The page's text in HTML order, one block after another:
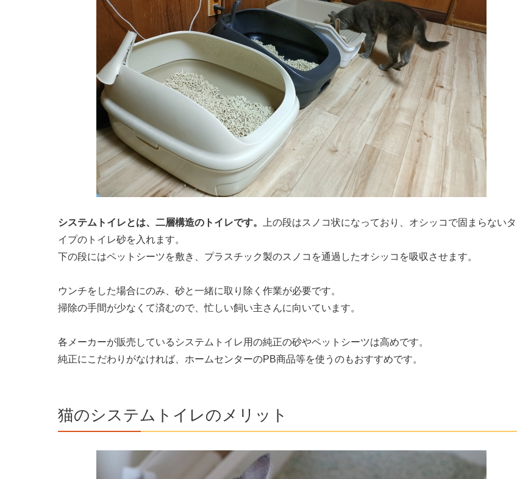
システムトイレとは、二層構造のトイレです。
上の段はスノコ状になっており、オシッコで固まらないタ
イプのトイレ砂を入れます。
下の段にはペットシーツを敷き、プラスチック製のスノコを通過したオシッコを吸収させます。
ウンチをした場合にのみ、砂と一緒に取り除く作業が必要です。
掃除の手間が少なくて済むので、忙しい飼い主さんに向いています。
各メーカーが販売しているシステムトイレ用の純正の砂やペットシーツは高めです。
純正にこだわりがなければ、ホームセンターのPB商品等を使うのもおすすめです。
猫のシステムトイレのメリット